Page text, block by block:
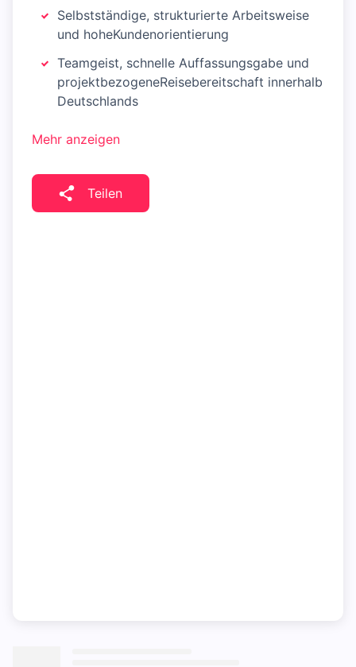
Selbstständige, strukturierte Arbeitsweise
und hoheKundenorientierung
Teamgeist, schnelle Auffassungsgabe und
projektbezogeneReisebereitschaft innerhalb
Deutschlands
Mehr anzeigen
Teilen